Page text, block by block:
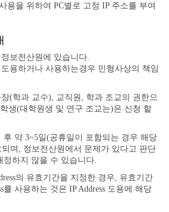
용을 위하여 PC별로 고정 IP 주소를 부여
보전산원에 있습니다.
도용하거나 사용하는경우 민형사상의 책임
장(학과 교수), 교직원, 학과 조교의 권한으
생(대학원생 및 연구 조교는)은 신청 할
후 약 3~5일(공휴일이 포함되는 경우 해당
며, 정보전산원에서 문제가 있다고 판단
정하지 않을 수 있습니다.
의 유효기간을 지정한 경우, 유효기간
를 사용하는 것은 IP Address 도용에 해당